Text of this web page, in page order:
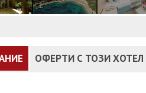
ОФЕРТИ С ТОЗИ ХОТЕЛ